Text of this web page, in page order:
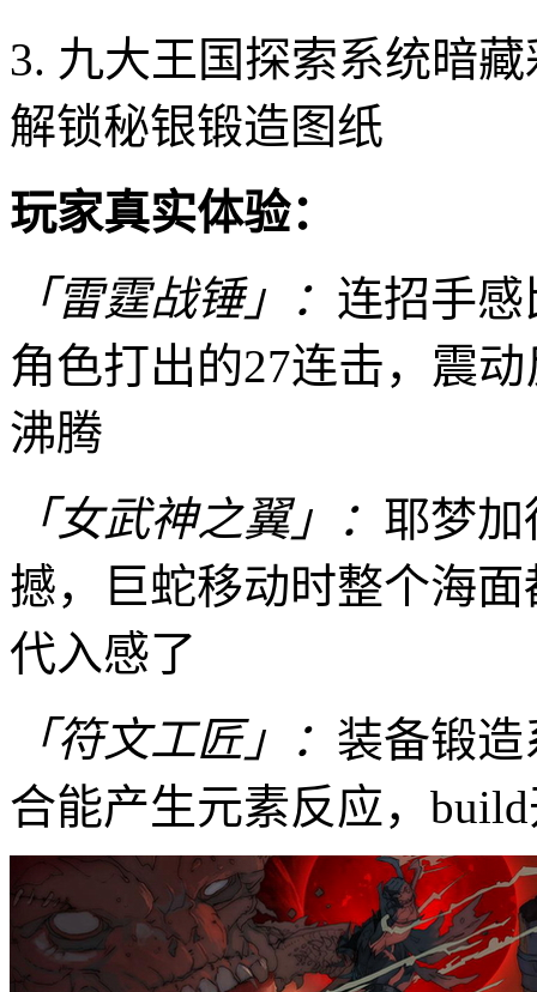
3. 九大王国探索系统暗
解锁秘银锻造图纸
玩家真实体验：
「雷霆战锤」： 连招手
角色打出的27连击，震
沸腾
「女武神之翼」： 耶梦加
撼，巨蛇移动时整个海
代入感了
「符文工匠」： 装备锻
合能产生元素反应，